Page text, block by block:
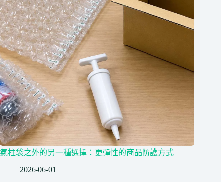
氣柱袋之外的另一種選擇：更彈性的商品防護方式
2026-06-01